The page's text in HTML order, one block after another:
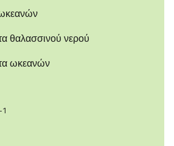
θαλασσινού νερού
ωκεανών
-1